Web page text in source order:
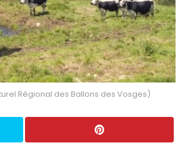
Régional des Ballons des Vosges)